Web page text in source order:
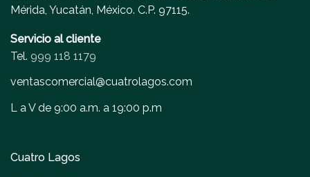
Mérida, Yucatán, México. C.P. 97115.
Servicio al cliente
Tel. 999 118 1179
ventascomercial@cuatrolagos.com
L a V de 9:00 a.m. a 19:00 p.m
Cuatro Lagos